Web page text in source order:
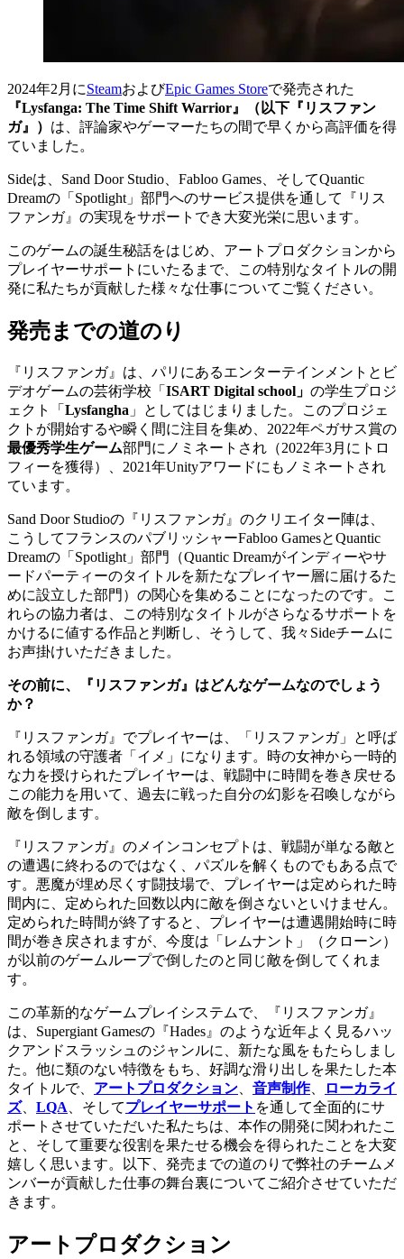
2024年2月にSteamおよびEpic Games Storeで発売された
『Lysfanga: The Time Shift Warrior 』（以下『リスファン
ガ』） は、評論家やゲーマーたちの間で早くから高評価を得
ていました。
Sideは、Sand Door Studio、Fabloo Games、そしてQuantic
Dreamの「Spotlight」部門へのサービス提供を通して『リス
ファンガ』の実現をサポートでき大変光栄に思います。
このゲームの誕生秘話をはじめ、アートプロダクションから
プレイヤーサポートにいたるまで、この特別なタイトルの開
発に私たちが貢献した様々な仕事についてご覧ください。
発売までの道のり
『リスファンガ』は、パリにあるエンターテインメントとビ
デオゲームの芸術学校「 ISART Digital school 」 の学生プロジ
ェクト「 Lysfangha 」としてはじまりました。このプロジェ
クトが開始するや瞬く間に注目を集め、2022年ペガサス賞の
最優秀学生ゲーム部門にノミネートされ（2022年3月にトロ
フィーを獲得）、2021年Unityアワードにもノミネートされ
ています。
Sand Door Studioの『リスファンガ』のクリエイター陣は、
こうしてフランスのパブリッシャーFabloo GamesとQuantic
Dreamの「Spotlight」部門（Quantic Dreamがインディーやサ
ードパーティーのタイトルを新たなプレイヤー層に届けるた
めに設立した部門）の関心を集めることになったのです。こ
れらの協力者は、この特別なタイトルがさらなるサポートを
かけるに値する作品と判断し、そうして、我々Sideチームに
お声掛けいただきました。
その前に、『リスファンガ』はどんなゲームなのでしょう
か？
『リスファンガ』でプレイヤーは、「リスファンガ」と呼ば
れる領域の守護者「イメ」になります。時の女神から一時的
な力を授けられたプレイヤーは、戦闘中に時間を巻き戻せる
この能力を用いて、過去に戦った自分の幻影を召喚しながら
敵を倒します。
『リスファンガ』のメインコンセプトは、戦闘が単なる敵と
の遭遇に終わるのではなく、パズルを解くものでもある点で
す。悪魔が埋め尽くす闘技場で、プレイヤーは定められた時
間内に、定められた回数以内に敵を倒さないといけません。
定められた時間が終了すると、プレイヤーは遭遇開始時に時
間が巻き戻されますが、今度は「レムナント」（クローン）
が以前のゲームループで倒したのと同じ敵を倒してくれま
す。
この革新的なゲームプレイシステムで、『リスファンガ』
は、Supergiant Gamesの『Hades』のような近年よく見るハッ
クアンドスラッシュのジャンルに、新たな風をもたらしまし
た。他に類のない特徴をもち、好調な滑り出しを果たした本
タイトルで、 アートプロダクション 音声制作、
ローカライ
ズ、 LQA 、そしてプレイヤーサポート を通して全面的にサ
ポートさせていただいた私たちは、本作の開発に関われたこ
と、そして重要な役割を果たせる機会を得られたことを大変
嬉しく思います。以下、発売までの道のりで弊社のチームメ
ンバーが貢献した仕事の舞台裏についてご紹介させていただ
きます。
アートプロダクション